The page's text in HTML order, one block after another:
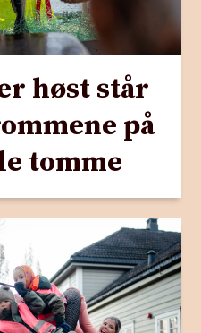
høst står
på
tomme